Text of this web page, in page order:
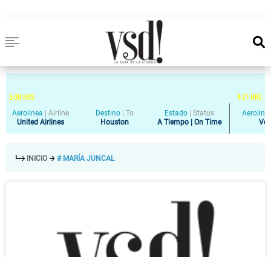
5:00HRS 4:21 HRS
Aerolinea
Airline
United Airlines
Destino
To
Houston
Estado
Status
A Tiempo | On Time
INICIO # MARÍA JUNCAL